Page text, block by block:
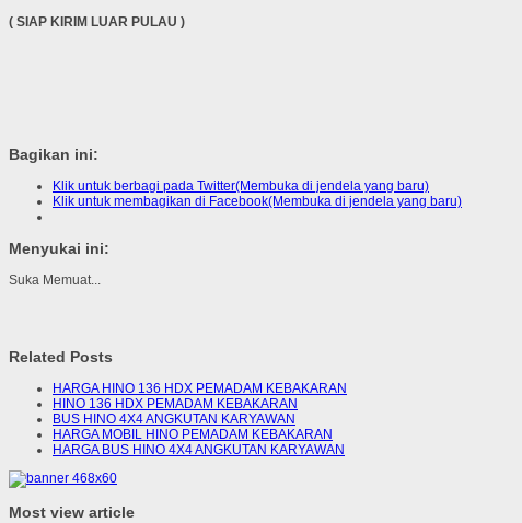
( SIAP KIRIM LUAR PULAU )
Bagikan ini:
Klik untuk berbagi pada Twitter(Membuka di jendela yang baru)
Klik untuk membagikan di Facebook(Membuka di jendela yang baru)
Menyukai ini:
Suka Memuat...
Related Posts
HARGA HINO 136 HDX PEMADAM KEBAKARAN
HINO 136 HDX PEMADAM KEBAKARAN
BUS HINO 4X4 ANGKUTAN KARYAWAN
HARGA MOBIL HINO PEMADAM KEBAKARAN
HARGA BUS HINO 4X4 ANGKUTAN KARYAWAN
Most view article